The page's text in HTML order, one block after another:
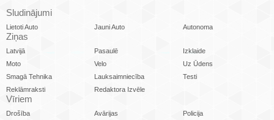
Sludinājumi
Lietoti Auto Jauni Auto Autonoma
Ziņas
Latvijā Pasaulē
Izklaide
Moto
Velo
Uz Ūdens
Smagā Tehnika
Lauksaimniecība
Testi
Reklāmraksti
Redaktora Izvēle
Vīriem
Drošība Avārijas
Policija